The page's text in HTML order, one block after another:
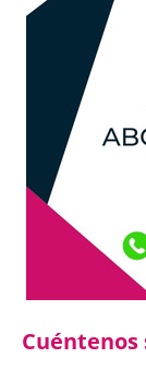
Cuéntenos